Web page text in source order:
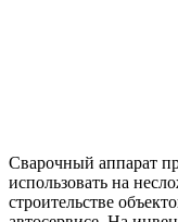
Сварочный аппарат
использовать на
строительстве